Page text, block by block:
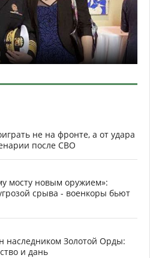
не на фронте, а от удара
после СВО
мосту новым оружием»:
срыва - военкоры бьют
наследником Золотой Орды:
и дань